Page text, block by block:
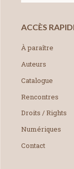
ACCÈS
À paraître
Auteurs
Catalogue
Rencontres
Droits / Rights
Numériques
Contact